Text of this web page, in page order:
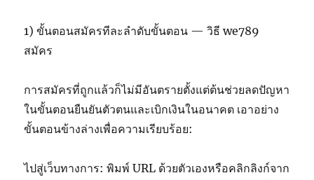
1) ขั้นตอนสมัครทีละลำดับขั้นตอน — วิธี we789
สมัคร
การสมัครที่ถูกแล้วก็ไม่มีอันตรายตั้งแต่ต้นช่วยลดปัญหา
ในขั้นตอนยืนยันตัวตนและเบิกเงินในอนาคต เอาอย่าง
ขั้นตอนข้างล่างเพื่อความเรียบร้อย:
ไปสู่เว็บทางการ: พิมพ์ URL ด้วยตัวเองหรือคลิกลิงก์จาก